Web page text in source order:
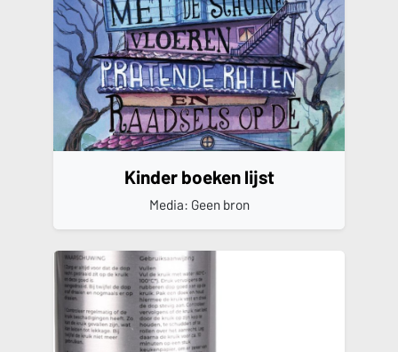
Kinder boeken lijst
Media: Geen bron